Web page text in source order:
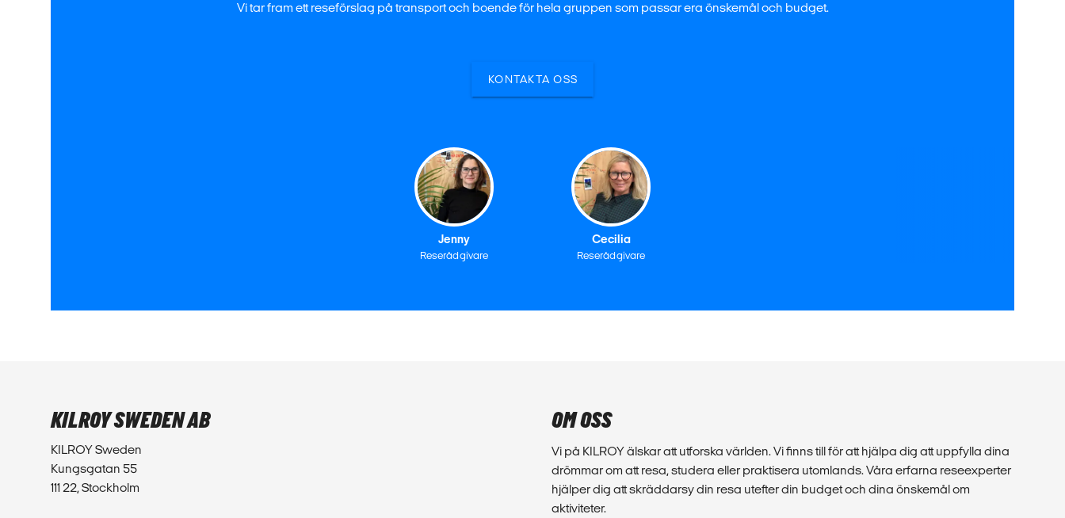
Vi tar fram ett reseförslag på transport och boende för hela gruppen som passar era önskemål och budget.
KONTAKTA OSS
Jenny
Reserådgivare
Cecilia
Reserådgivare
KILROY SWEDEN AB
KILROY Sweden
Kungsgatan 55
111 22, Stockholm
OM OSS
Vi på KILROY älskar att utforska världen. Vi finns till för att hjälpa dig att uppfylla dina
drömmar om att resa, studera eller praktisera utomlands. Våra erfarna reseexperter
hjälper dig att skräddarsy din resa utefter din budget och dina önskemål om
aktiviteter.